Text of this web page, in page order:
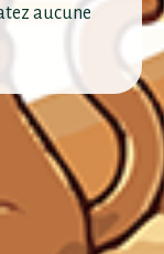
aucune